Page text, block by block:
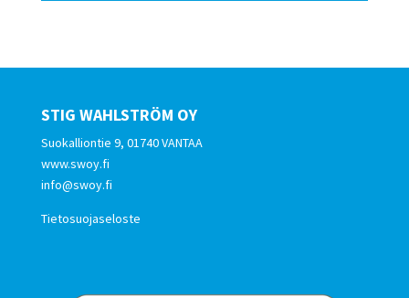
STIG WAHLSTRÖM OY
Suokalliontie 9, 01740 VANTAA
www.swoy.fi
info@swoy.fi
Tietosuojaseloste